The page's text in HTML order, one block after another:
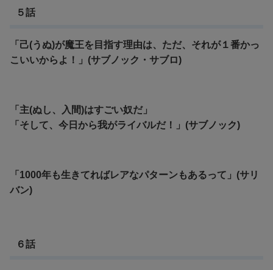
５話
「己(うぬ)が魔王を目指す理由は、ただ、それが１番かっ
こいいからよ！」(サブノック・サブロ)
「主(ぬし、入間)はすごい奴だ」
「そして、今日から我がライバルだ！」(サブノック)
「1000年も生きてればレアなパターンもあるって」(サリ
バン)
６話